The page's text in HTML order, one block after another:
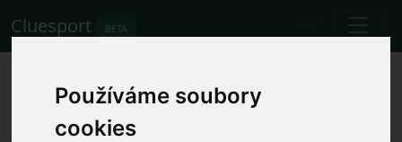
Používáme soubory
cookies
Cluesport BETA
Fixtures